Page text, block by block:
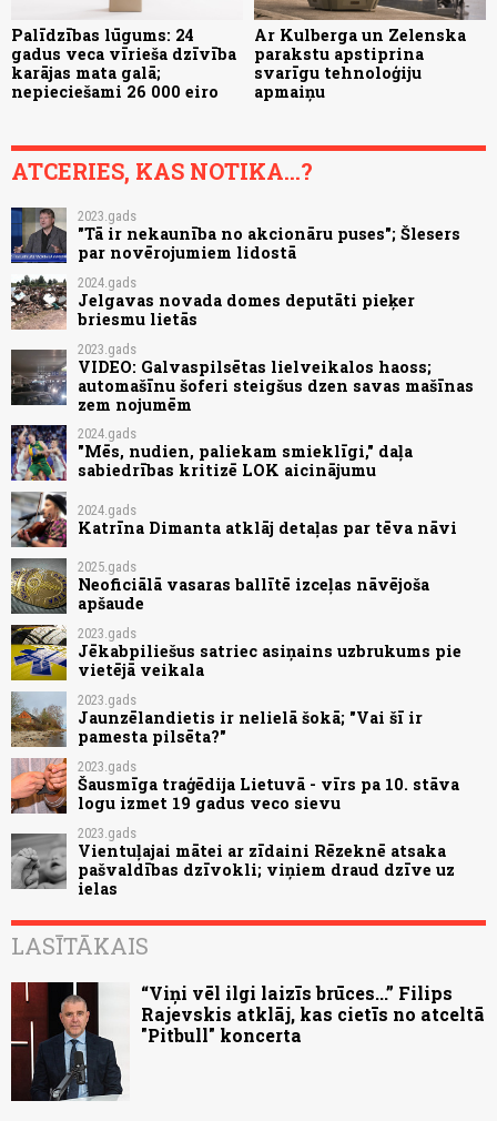
Palīdzības lūgums: 24
gadus veca vīrieša dzīvība
karājas mata galā;
nepieciešami 26 000 eiro
Ar Kulberga un Zelenska
parakstu apstiprina
svarīgu tehnoloģiju
apmaiņu
ATCERIES, KAS NOTIKA...?
2023.gads
"Tā ir nekaunība no akcionāru puses"; Šlesers
par novērojumiem lidostā
2024.gads
Jelgavas novada domes deputāti pieķer
briesmu lietās
2023.gads
VIDEO: Galvaspilsētas lielveikalos haoss;
automašīnu šoferi steigšus dzen savas mašīnas
zem nojumēm
2024.gads
"Mēs, nudien, paliekam smieklīgi," daļa
sabiedrības kritizē LOK aicinājumu
2024.gads
Katrīna Dimanta atklāj detaļas par tēva nāvi
2025.gads
Neoficiālā vasaras ballītē izceļas nāvējoša
apšaude
2023.gads
Jēkabpiliešus satriec asiņains uzbrukums pie
vietējā veikala
2023.gads
Jaunzēlandietis ir nelielā šokā; "Vai šī ir
pamesta pilsēta?"
2023.gads
Šausmīga traģēdija Lietuvā - vīrs pa 10. stāva
logu izmet 19 gadus veco sievu
2023.gads
Vientuļajai mātei ar zīdaini Rēzeknē atsaka
pašvaldības dzīvokli; viņiem draud dzīve uz
ielas
LASĪTĀKAIS
“Viņi vēl ilgi laizīs brūces...” Filips
Rajevskis atklāj, kas cietīs no atceltā
"Pitbull" koncerta